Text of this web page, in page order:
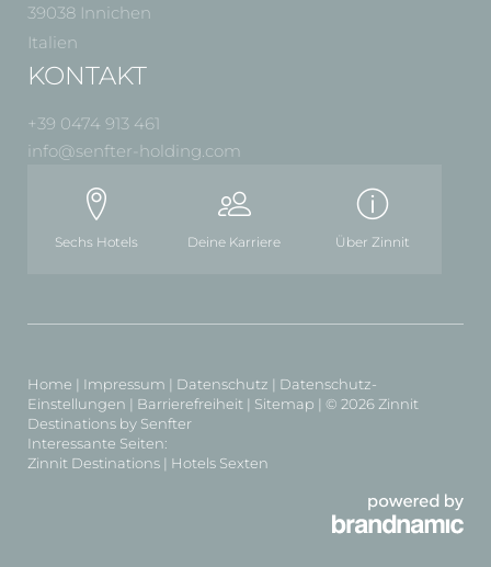
39038 Innichen
Italien
KONTAKT
+39 0474 913 461
info@senfter-holding.com
Sechs Hotels Deine Karriere Über Zinnit
Home | Impressum | Datenschutz | Datenschutz-
Einstellungen | Barrierefreiheit | Sitemap | © 2026 Zinnit
Destinations by Senfter
Interessante Seiten:
Zinnit Destinations | Hotels Sexten